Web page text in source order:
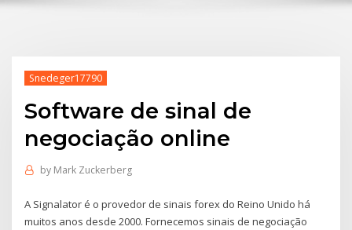
Snedeger17790
Software de sinal de
negociação online
by Mark Zuckerberg
A Signalator é o provedor de sinais forex do Reino Unido há
muitos anos desde 2000. Fornecemos sinais de negociação